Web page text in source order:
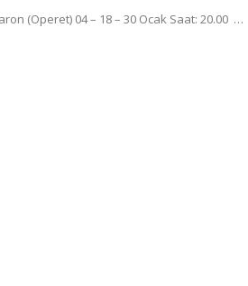
(Operet) 04 – 18 – 30 Ocak Saat: 20.00 …